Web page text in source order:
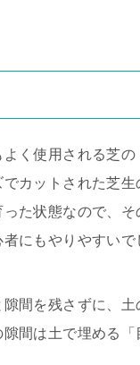
く使用される芝の
カットされた芝生
た状態なので、そ
にもやりやすいで
間を残さずに、土
間は土で埋める「